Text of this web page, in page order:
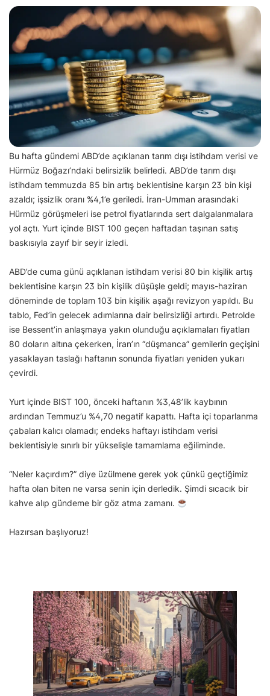
Bu hafta gündemi ABD’de açıklanan tarım dışı istihdam verisi ve
Hürmüz Boğazı’ndaki belirsizlik belirledi. ABD’de tarım dışı
istihdam temmuzda 85 bin artış beklentisine karşın 23 bin kişi
azaldı; işsizlik oranı %4,1’e geriledi. İran-Umman arasındaki
Hürmüz görüşmeleri ise petrol fiyatlarında sert dalgalanmalara
yol açtı. Yurt içinde BIST 100 geçen haftadan taşınan satış
baskısıyla zayıf bir seyir izledi.
ABD’de cuma günü açıklanan istihdam verisi 80 bin kişilik artış
beklentisine karşın 23 bin kişilik düşüşle geldi; mayıs-haziran
döneminde de toplam 103 bin kişilik aşağı revizyon yapıldı. Bu
tablo, Fed’in gelecek adımlarına dair belirsizliği artırdı. Petrolde
ise Bessent’in anlaşmaya yakın olunduğu açıklamaları fiyatları
80 doların altına çekerken, İran’ın “düşmanca” gemilerin geçişini
yasaklayan taslağı haftanın sonunda fiyatları yeniden yukarı
çevirdi.
Yurt içinde BIST 100, önceki haftanın %3,48’lik kaybının
ardından Temmuz’u %4,70 negatif kapattı. Hafta içi toparlanma
çabaları kalıcı olamadı; endeks haftayı istihdam verisi
beklentisiyle sınırlı bir yükselişle tamamlama eğiliminde.
“Neler kaçırdım?” diye üzülmene gerek yok çünkü geçtiğimiz
hafta olan biten ne varsa senin için derledik. Şimdi sıcacık bir
kahve alıp gündeme bir göz atma zamanı.
Hazırsan başlıyoruz!